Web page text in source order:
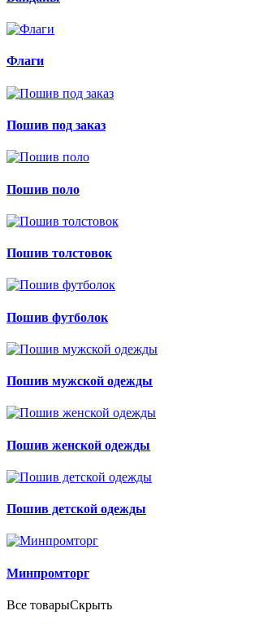
Флаги
Пошив под заказ
Пошив поло
Пошив толстовок
Пошив футболок
Пошив мужской одежды
Пошив женской одежды
Пошив детской одежды
Минпромторг
Все товарыСкрыть